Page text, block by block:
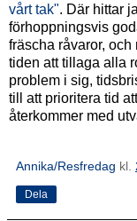
vårt tak". Där hittar
förhoppningsvis
fräscha råvaror,
tiden att tillaga alla
problem i sig,
till att prioritera tid
återkommer med
Annika/Resfredag kl.
Dela